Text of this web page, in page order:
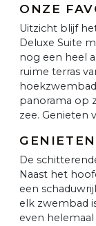
ONZE
Uitzicht blijf
Deluxe Suite
nog een heel
ruime terras
panorama op
zee. Genieten
De
Naast het
een
elk zwembad
even